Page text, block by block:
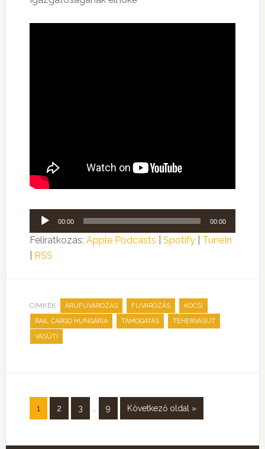
Audió
lejátszó
00:00 00:00
Feliratkozás: Apple Podcasts Spotify| TuneIn
RSS
CÍMKÉK: ÁRUFUVAROZÁS , FUVAROZÁS , KOCSI ,
RAIL CARGO HUNGÁRIA , TÁMOGATÁS , TEHERVASUT ,
VASÚTI
1 2 3 9 Következő oldal »